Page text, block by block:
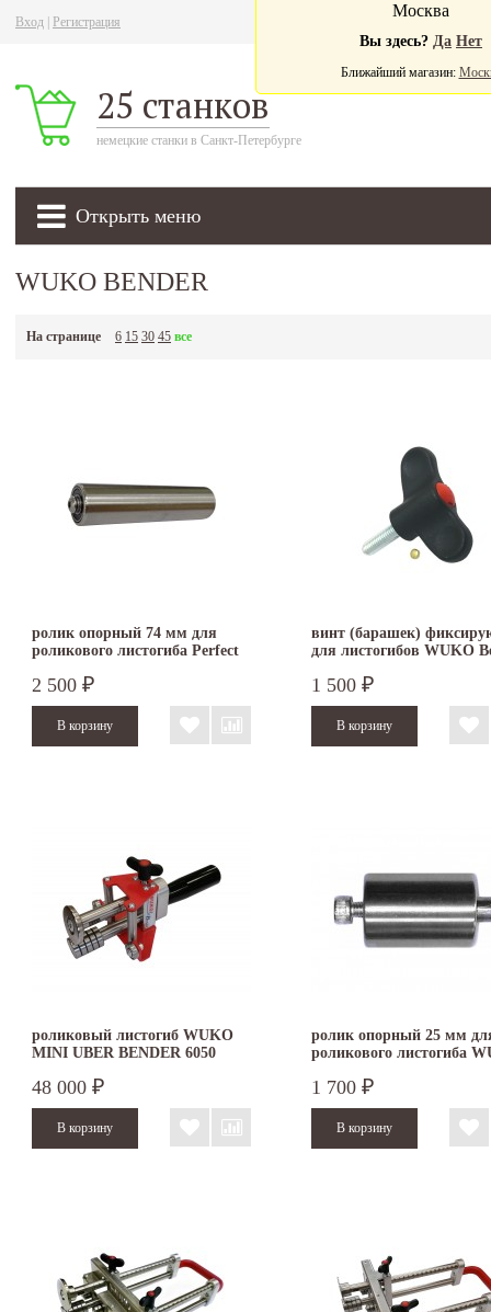
Вход Регистрация
25 станков
немецкие станки в Санкт-Петербурге
Открыть меню
Москва
Вы здесь? Да Нет
Ближайший магазин:
WUKO BENDER
На странице 6 15 30 45 все
ролик опорный 74 мм для
роликового листогиба Perfect
2 500 ₽
винт (барашек)
для листогибов WUKO
1 500 ₽
роликовый листогиб WUKO
MINI UBER BENDER 6050
48 000 ₽
ролик опорный 25 мм
роликового листогиба
1 700 ₽